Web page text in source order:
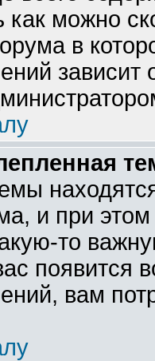
можно
в
зависит
и при
то
появится
вам